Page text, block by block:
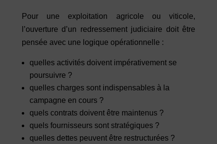
Pour une exploitation agricole ou viticole,
l’ouverture d’un redressement judiciaire doit être
pensée avec une logique opérationnelle :
quelles activités doivent impérativement se
poursuivre ?
quelles charges sont indispensables à la
campagne en cours ?
quels contrats doivent être maintenus ?
quels fournisseurs sont stratégiques ?
quelles dettes peuvent être restructurées ?